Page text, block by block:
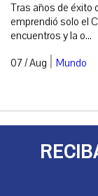
Tras años de éxito
emprendió solo el
encuentros y la o...
07 / Aug | Mundo